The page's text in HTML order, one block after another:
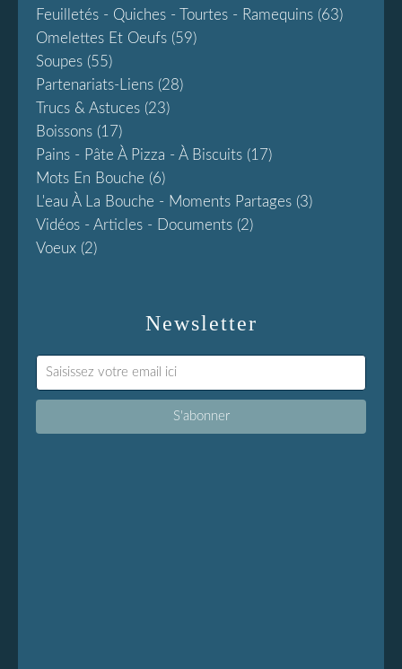
Newsletter
Feuilletés - Quiches - Tourtes - Ramequins (63)
Omelettes Et Oeufs (59)
Soupes (55)
Partenariats-Liens (28)
Trucs & Astuces (23)
Boissons (17)
Pains - Pâte À Pizza - À Biscuits (17)
Mots En Bouche (6)
L'eau À La Bouche - Moments Partages (3)
Vidéos - Articles - Documents (2)
Voeux (2)